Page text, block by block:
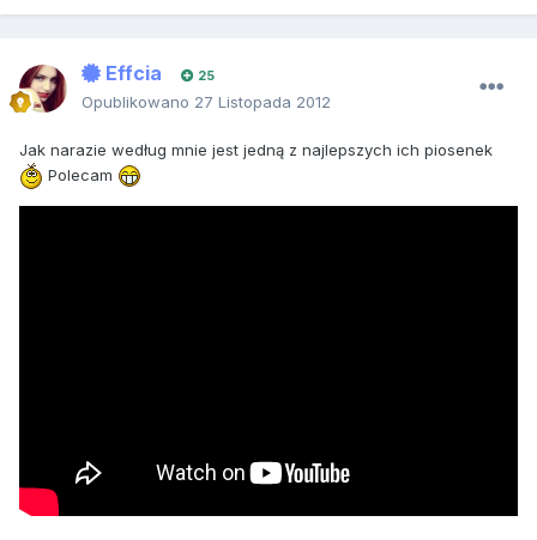
Effcia 25
Opublikowano 27 Listopada 2012
Jak narazie według mnie jest jedną z najlepszych ich piosenek
Polecam